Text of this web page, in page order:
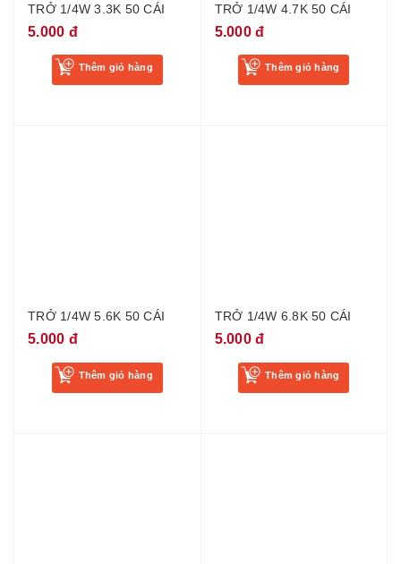
TRỞ 1/4W 3.3K 50 CÁI
5.000 đ
Thêm giỏ hàng
TRỞ 1/4W 4.7K 50 CÁI
5.000 đ
Thêm giỏ hàng
TRỞ 1/4W 5.6K 50 CÁI
5.000 đ
Thêm giỏ hàng
TRỞ 1/4W 6.8K 50 CÁI
5.000 đ
Thêm giỏ hàng